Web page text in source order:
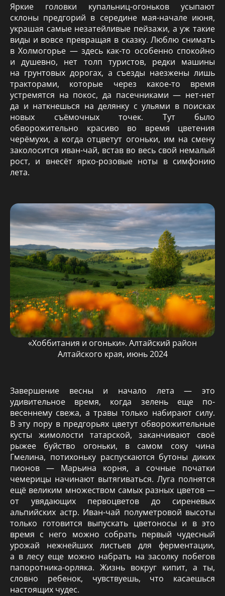
Яркие головки купальниц-огоньков усыпают
склоны предгорий в середине мая-начале июня,
украшая самые незатейливые пейзажи, а уж такие
виды и вовсе превращая в сказку. Люблю снимать
в Холмогорье — здесь как-то особенно спокойно
и душевно, нет толп туристов, редки машины
на грунтовых дорогах, а съезды наезжены лишь
тракторами, которые через какое-то время
устремятся на покос, да пасечниками — нет-нет
да и наткнешься на делянку с ульями в поисках
новых съёмочных точек. Тут было
обворожительно красиво во время цветения
черёмухи, а когда отцветут огоньки, им на смену
заколосится иван-чай, встав во весь свой немалый
рост, и внесёт ярко-розовые ноты в симфонию
лета.
«Хоббитания и огоньки». Алтайский район
Алтайского края, июнь 2024
Завершение весны и начало лета — это
удивительное время, когда зелень еще по-
весеннему свежа, а травы только набирают силу.
В эту пору в предгорьях цветут обворожительные
кусты жимолости татарской, заканчивают своё
рыжее буйство огоньки, в самом соку чина
Гмелина, потихоньку распускаются бутоны диких
пионов — Марьина корня, а сочные початки
чемерицы начинают вытягиваться. Луга полнятся
ещё великим множеством самых разных цветов —
от увядающих первоцветов до сиреневых
альпийских астр. Иван-чай полуметровой высоты
только готовится выпускать цветоносы и в это
время с него можно собрать первый чудесный
урожай нежнейших листьев для ферментации,
а в лесу еще можно набрать на засолку побегов
папоротника-орляка. Жизнь вокруг кипит, а ты,
словно ребенок, чувствуешь, что касаешься
настоящих чудес.